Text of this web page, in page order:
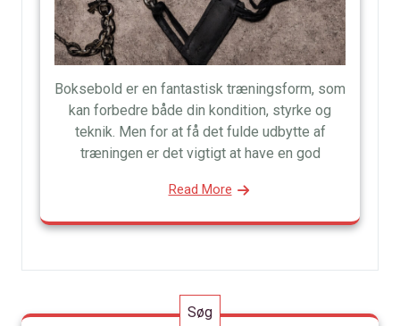
Boksebold er en fantastisk træningsform, som
kan forbedre både din kondition, styrke og
teknik. Men for at få det fulde udbytte af
træningen er det vigtigt at have en god
Read More
Søg